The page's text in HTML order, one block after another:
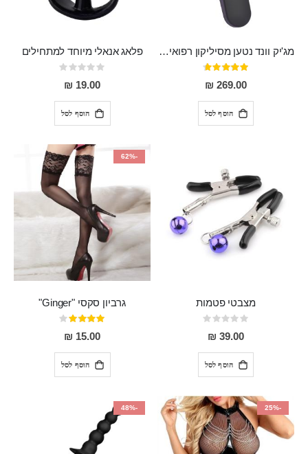
מג'יק וונד נטען מסיליקון רפואי חזק בעל 12 מצבי רטט ו6 מהירויות שונות ROMI
דירוג:
93%
269.00 ₪
הוסף לסל
פלאג אנאלי מיוחד למתחילים
Rating:
0%
19.00 ₪
הוסף לסל
מצבטי פטמות
Rating:
0%
39.00 ₪
הוסף לסל
-62%
גרביון סקסי "Ginger"
דירוג:
80%
15.00 ₪
הוסף לסל
-25%
-48%